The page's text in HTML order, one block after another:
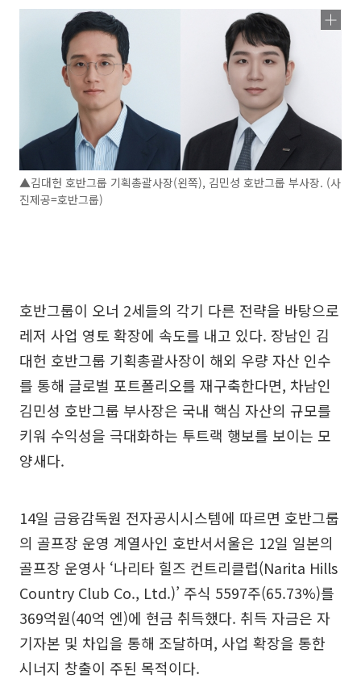
▲김대헌 호반그룹 기획총괄사장(왼쪽), 김민성 호반그룹 부사장. (사
진제공=호반그룹)
호반그룹이 오너 2세들의 각기 다른 전략을 바탕으로
레저 사업 영토 확장에 속도를 내고 있다. 장남인 김
대헌 호반그룹 기획총괄사장이 해외 우량 자산 인수
를 통해 글로벌 포트폴리오를 재구축한다면, 차남인
김민성 호반그룹 부사장은 국내 핵심 자산의 규모를
키워 수익성을 극대화하는 투트랙 행보를 보이는 모
양새다.
14일 금융감독원 전자공시시스템에 따르면 호반그룹
의 골프장 운영 계열사인 호반서서울은 12일 일본의
골프장 운영사 ‘나리타 힐즈 컨트리클럽(Narita Hills
Country Club Co., Ltd.)’ 주식 5597주(65.73%)를
369억원(40억 엔)에 현금 취득했다. 취득 자금은 자
기자본 및 차입을 통해 조달하며, 사업 확장을 통한
시너지 창출이 주된 목적이다.